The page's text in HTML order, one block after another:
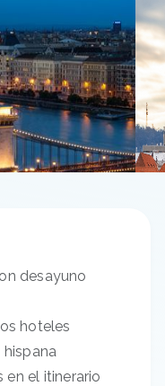
desayuno
hoteles
hispana
en el itinerario